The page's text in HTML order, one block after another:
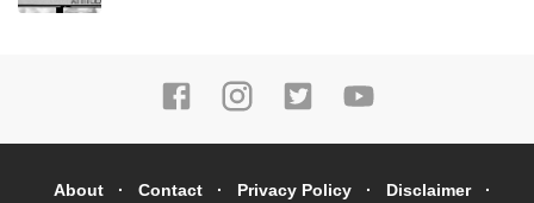
About Contact Privacy Policy Disclaimer